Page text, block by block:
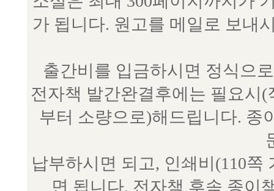
가 됩니다. 원고를 메일로 보내
출간비를 입금하시면 정식으
전자책 발간완결후에는 필요시
부터 소량으로)해드립니다. 종
납부하시면 되고, 인쇄비(110
면 됩니다. 전자책 후속 종이